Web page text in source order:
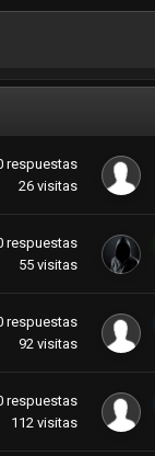
respuestas
26 visitas
respuestas
55 visitas
respuestas
92 visitas
respuestas
112 visitas